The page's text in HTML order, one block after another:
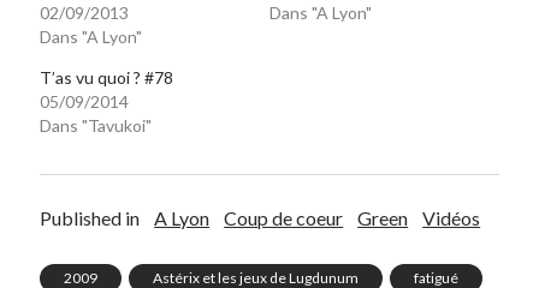
02/09/2013
Dans "A Lyon"
Dans "A Lyon"
T’as vu quoi ? #78
05/09/2014
Dans "Tavukoi"
Published in A Lyon Coup de coeur Green Vidéos
2009 Astérix et les jeux de Lugdunum fatigué